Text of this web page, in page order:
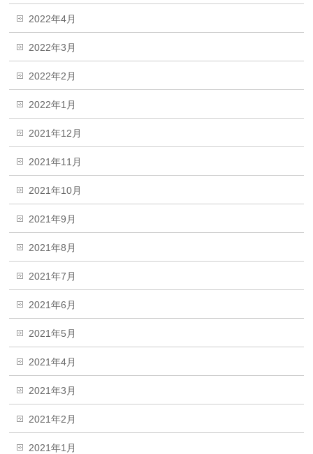
2022年4月
2022年3月
2022年2月
2022年1月
2021年12月
2021年11月
2021年10月
2021年9月
2021年8月
2021年7月
2021年6月
2021年5月
2021年4月
2021年3月
2021年2月
2021年1月